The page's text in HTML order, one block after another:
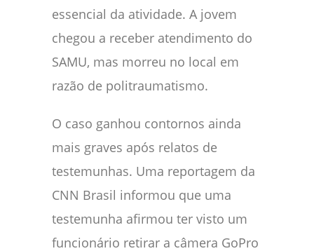
essencial da atividade. A jovem
chegou a receber atendimento do
SAMU, mas morreu no local em
razão de politraumatismo.
O caso ganhou contornos ainda
mais graves após relatos de
testemunhas. Uma reportagem da
CNN Brasil informou que uma
testemunha afirmou ter visto um
funcionário retirar a câmera GoPro